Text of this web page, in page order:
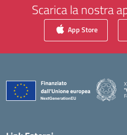
Scarica la nostra
App Store